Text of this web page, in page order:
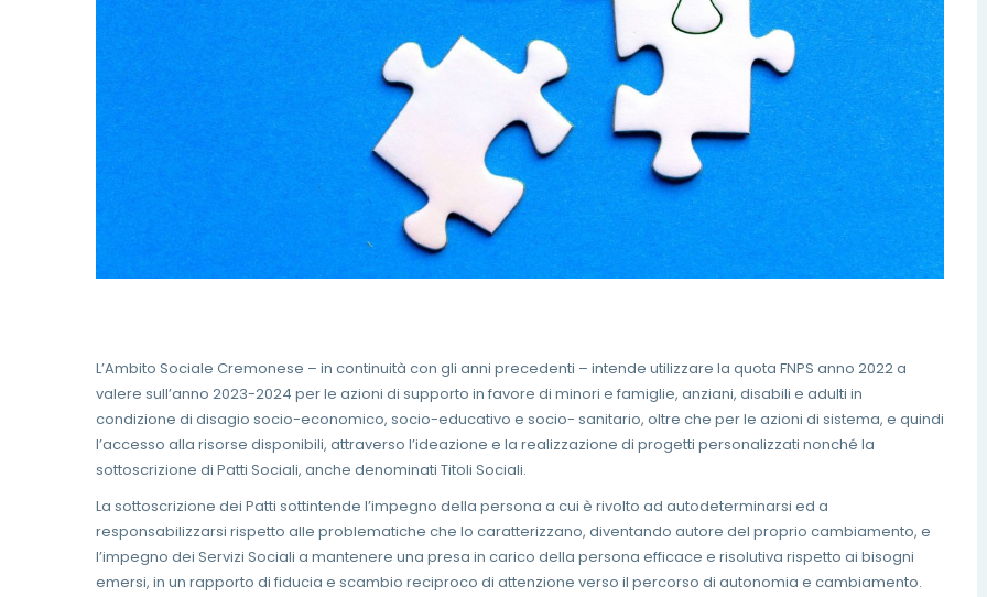
L’Ambito Sociale Cremonese – in continuità con gli anni precedenti – intende utilizzare la quota FNPS anno 2022 a
valere sull’anno 2023-2024 per le azioni di supporto in favore di minori e famiglie, anziani, disabili e adulti in
condizione di disagio socio-economico, socio-educativo e socio- sanitario, oltre che per le azioni di sistema, e quindi
l’accesso alla risorse disponibili, attraverso l’ideazione e la realizzazione di progetti personalizzati nonché la
sottoscrizione di Patti Sociali, anche denominati Titoli Sociali.
La sottoscrizione dei Patti sottintende l’impegno della persona a cui è rivolto ad autodeterminarsi ed a
responsabilizzarsi rispetto alle problematiche che lo caratterizzano, diventando autore del proprio cambiamento, e
l’impegno dei Servizi Sociali a mantenere una presa in carico della persona efficace e risolutiva rispetto ai bisogni
emersi, in un rapporto di fiducia e scambio reciproco di attenzione verso il percorso di autonomia e cambiamento.